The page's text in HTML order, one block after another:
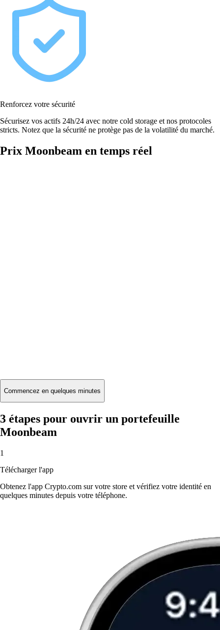
Renforcez votre sécurité
Sécurisez vos actifs 24h/24 avec notre cold storage et nos protocoles
stricts. Notez que la sécurité ne protège pas de la volatilité du marché.
Prix Moonbeam en temps réel
Commencez en quelques minutes
3 étapes pour ouvrir un portefeuille
Moonbeam
1
Télécharger l'app
Obtenez l'app Crypto.com sur votre store et vérifiez votre identité en
quelques minutes depuis votre téléphone.